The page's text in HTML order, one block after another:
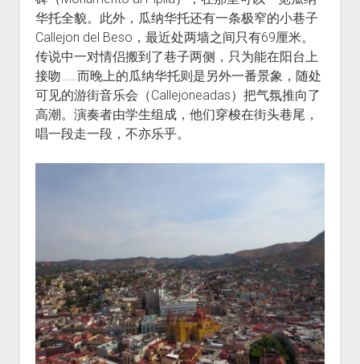
华托全貌。此外，瓜纳华托还有一条极窄的小巷子
Callejon del Beso，最近处两墙之间只有69厘米。
传说中一对情侣搬到了巷子两侧，只为能在阳台上
接吻……而晚上的瓜纳华托则是另外一番景象，随处
可见的游街音乐会（Callejoneadas）把气氛推向了
高潮。演奏者由学生组成，他们穿梭在街头巷尾，
唱一段走一段，不亦乐乎。